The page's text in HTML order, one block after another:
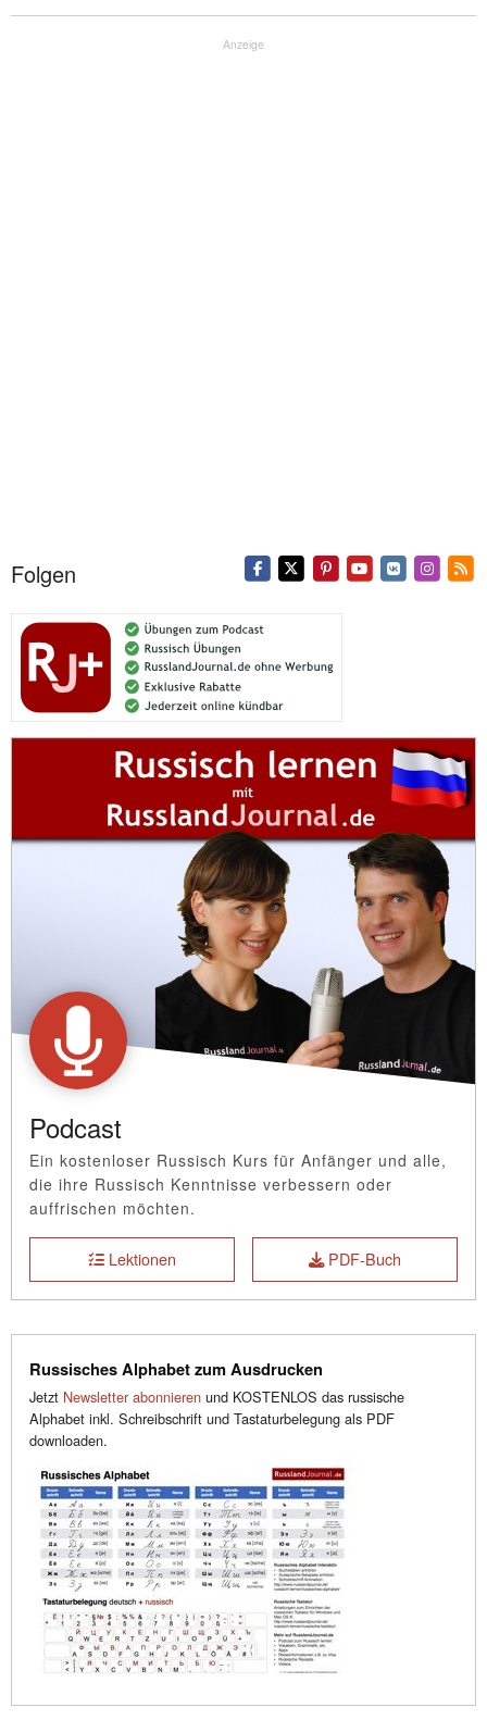
Anzeige
Folgen
Podcast
Ein kostenloser Russisch Kurs für Anfänger und alle,
die ihre Russisch Kenntnisse verbessern oder
auffrischen möchten.
Lektionen PDF-Buch
Russisches Alphabet zum Ausdrucken
Jetzt Newsletter abonnieren und KOSTENLOS das russische
Alphabet inkl. Schreibschrift und Tastaturbelegung als PDF
downloaden.